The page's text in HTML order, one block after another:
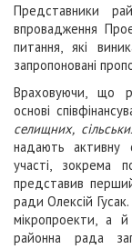
Представники
впровадження
питання, які
запропоновані
Враховуючи, що
основі
селищних,
надають активну
участі, зокрема
представив
ради Олексій
мікропроекти, а
районна рада